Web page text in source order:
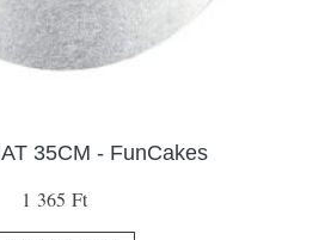
35CM - FunCakes
1 365 Ft